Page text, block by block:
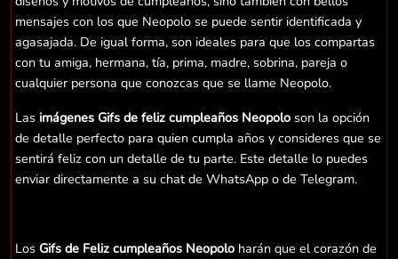
mensajes con los que Neopolo se puede sentir identificada y
agasajada. De igual forma, son ideales para que los compartas
con tu amiga, hermana, tía, prima, madre, sobrina, pareja o
cualquier persona que conozcas que se llame Neopolo.
Las imágenes Gifs de feliz cumpleaños Neopolo son la opción
de detalle perfecto para quien cumpla años y consideres que se
sentirá feliz con un detalle de tu parte. Este detalle lo puedes
enviar directamente a su chat de WhatsApp o de Telegram.
Los Gifs de Feliz cumpleaños Neopolo harán que el corazón de